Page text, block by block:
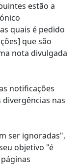
estão a
quais é pedido
que são
nota divulgada
notificações
nas
ser ignoradas",
objetivo "é